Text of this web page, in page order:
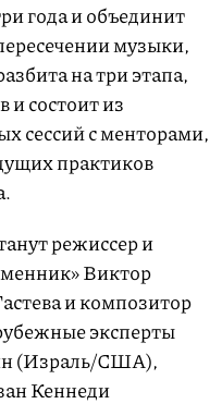
года и объединит
музыки,
на три этапа,
и состоит из
сессий с менторами,
практиков
режиссер и
Виктор
и композитор
эксперты
(Израль/США),
Кеннеди